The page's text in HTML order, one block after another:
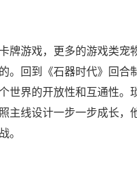
游戏，更多的游戏类宠
。回到《石器时代》回合
世界的开放性和互通性。
主线设计一步一步成长，
。